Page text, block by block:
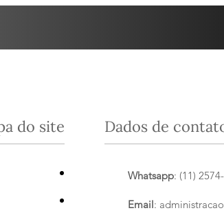
da Espanha”....
do site
•
•
Dados de
Whatsapp: (11)
Email: